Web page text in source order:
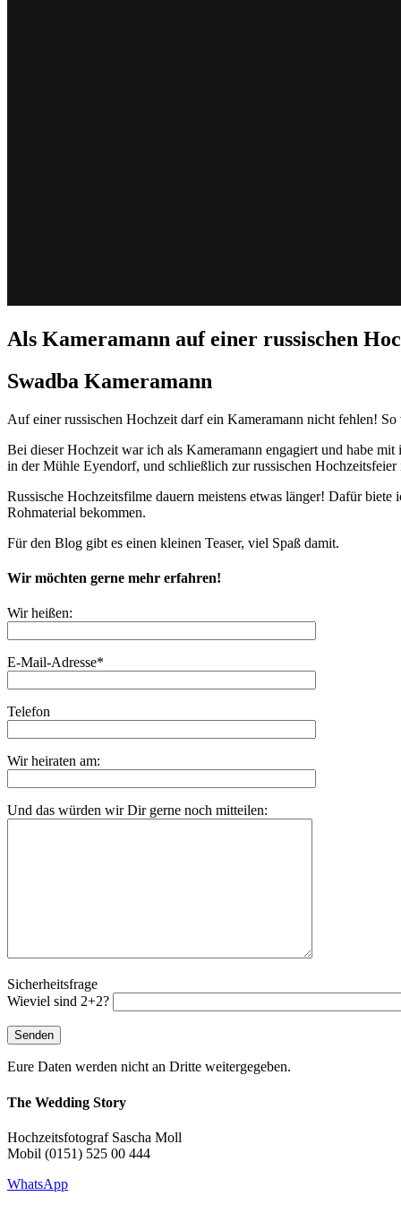
Als Kameramann auf einer russischen
Swadba Kameramann
Auf einer russischen Hochzeit darf ein Kameramann nicht fehlen!
Bei dieser Hochzeit war ich als Kameramann engagiert und habe
in der Mühle Eyendorf, und schließlich zur russischen Hochzeitsfeier
Russische Hochzeitsfilme dauern meistens etwas länger! Dafür
Rohmaterial bekommen.
Für den Blog gibt es einen kleinen Teaser, viel Spaß damit.
Wir möchten gerne mehr erfahren!
Wir heißen:
E-Mail-Adresse*
Telefon
Wir heiraten am:
Und das würden wir Dir gerne noch mitteilen:
Sicherheitsfrage
Wieviel sind 2+2?
Eure Daten werden nicht an Dritte weitergegeben.
The Wedding Story
Hochzeitsfotograf Sascha Moll
Mobil (0151) 525 00 444
WhatsApp